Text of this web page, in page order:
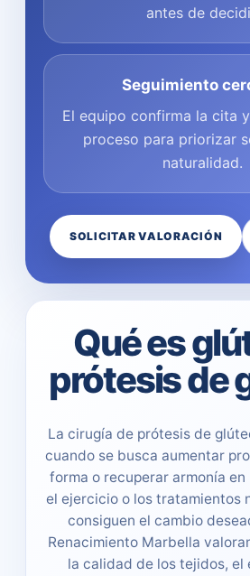
antes de
Seguimiento
El equipo confirma la cita
proceso para priorizar
naturalidad.
SOLICITAR VALORACIÓN
Qué es
prótesis de
La cirugía de prótesis de
cuando se busca aumentar
forma o recuperar armonía
el ejercicio o los tratamientos
consiguen el cambio
Renacimiento Marbella
la calidad de los tejidos, el